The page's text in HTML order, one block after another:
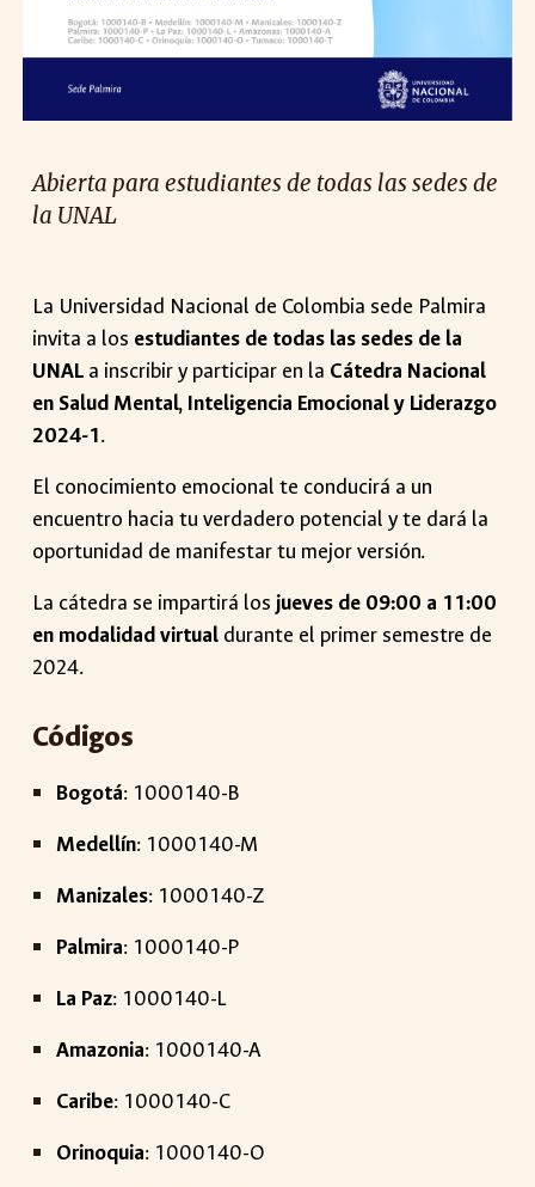
Abierta para estudiantes de todas las sedes de
la UNAL
La Universidad Nacional de Colombia sede Palmira
invita a los estudiantes de todas las sedes de la
UNAL a inscribir y participar en la Cátedra Nacional
en Salud Mental, Inteligencia Emocional y Liderazgo
2024-1.
El conocimiento emocional te conducirá a un
encuentro hacia tu verdadero potencial y te dará la
oportunidad de manifestar tu mejor versión.
La cátedra se impartirá losjueves de 09:00 a 11:00
en modalidad virtual durante el primer semestre de
2024.
Códigos
Bogotá: 1000140-B
Medellín: 1000140-M
Manizales: 1000140-Z
Palmira: 1000140-P
La Paz: 1000140-L
Amazonia: 1000140-A
Caribe: 1000140-C
Orinoquia: 1000140-O